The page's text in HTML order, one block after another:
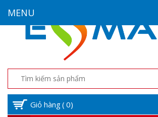
Giỏ hàng( 0)
MENU